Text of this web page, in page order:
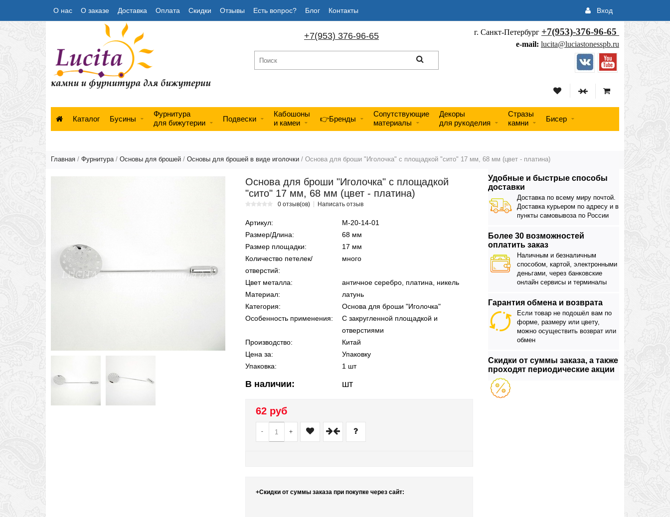
О нас О заказе Доставка Оплата Скидки Отзывы Есть вопрос? Блог Контакты Вход
г. Санкт-Петербург +7(953)-376-96-65
e-mail: lucita@luciastonesspb.ru
+7(953) 376-96-65
Каталог Бусины
Фурнитура
для бижутерии
Подвески
Кабошоны
и камеи
👉Бренды
Сопутствующие
материалы
Декоры
для рукоделия
Стразы
камни
Бисер
Главная / Фурнитура/ Основы для брошей / Основы для брошей в виде иголочки / Основа для броши "Иголочка" с площадкой "сито" 17 мм, 68 мм (цвет - платина)
Удобные и быстрые способы
доставки
Доставка по всему миру почтой.
Доставка курьером по адресу и в
пункты самовывоза по России
Более 30 возможностей
оплатить заказ
Наличным и безналичным
способом, картой, электронными
деньгами, через банковские
онлайн сервисы и терминалы
Гарантия обмена и возврата
Если товар не подошёл вам по
форме, размеру или цвету,
можно осуществить возврат или
обмен
Скидки от суммы заказа, а также
проходят периодические акции
Основа для броши "Иголочка" с площадкой
"сито" 17 мм, 68 мм (цвет - платина)
0 отзыв(ов) Написать отзыв
Артикул:
М-20-14-01
Размер/Длина:
68 мм
Размер площадки:
17 мм
Количество петелек/
отверстий:
много
Цвет металла:
античное серебро, платина, никель
Материал:
латунь
Категория:
Основа для броши "Иголочка"
Особенность применения:
С закругленной площадкой и
отверстиями
Производство:
Китай
Цена за:
Упаковку
Упаковка:
1 шт
В наличии: шт
62 руб
- +
+Скидки от суммы заказа при покупке через сайт: